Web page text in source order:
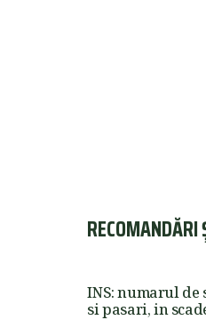
RECOMANDĂRI
INS: numarul
si pasari, in